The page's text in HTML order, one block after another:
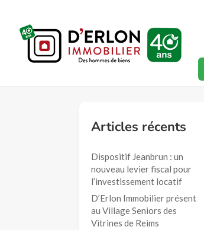
Articles récents
Dispositif Jeanbrun : un
nouveau levier fiscal pour
l’investissement locatif
D’Erlon Immobilier présent
au Village Seniors des
Vitrines de Reims